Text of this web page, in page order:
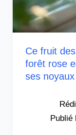
Ce fruit
forêt rose
ses